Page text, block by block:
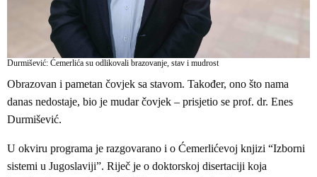
Durmišević: Ćemerlića su odlikovali brazovanje, stav i mudrost
Obrazovan i pametan čovjek sa stavom. Također, ono što nama
danas nedostaje, bio je mudar čovjek – prisjetio se prof. dr. Enes
Durmišević.
U okviru programa je razgovarano i o Ćemerlićevoj knjizi “Izborni
sistemi u Jugoslaviji”. Riječ je o doktorskoj disertaciji koja